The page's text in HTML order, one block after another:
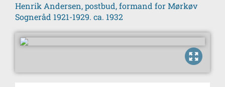
Henrik Andersen, postbud, formand for Mørkøv
Sogneråd 1921-1929. ca. 1932